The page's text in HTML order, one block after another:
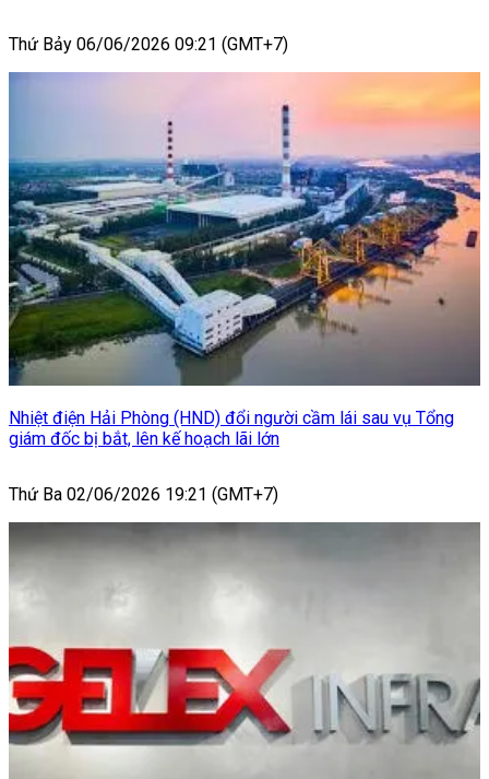
Thứ Bảy 06/06/2026 09:21 (GMT+7)
Nhiệt điện Hải Phòng (HND) đổi người cầm lái sau vụ Tổng
giám đốc bị bắt, lên kế hoạch lãi lớn
Thứ Ba 02/06/2026 19:21 (GMT+7)